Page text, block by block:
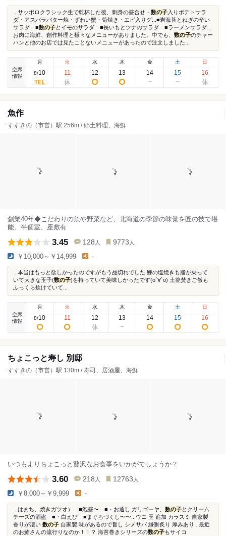
...サッポロクラシック生で乾杯した後、刺身の盛合せ・ 数の子入りポテトサラ
ダ・アスパラバター焼・ずわい蟹・筍焼き・エビ入りグ...■岩海苔とねぎの辛い
サラダ ■数の子とイモのサラダ ■長いもとツナのサラダ ■ラーメンサラダ...
お肉に海鮮、創作料理と様々なメニューがありました。中でも、 数の子のチャー
ハンと他のお店では見たことないメニューがあったので注文しました...
空席
情報
月
8/10
火
11
水
12
木
13
金
14
土
15
日
16
魚作
すすきの（市営）駅 256m / 郷土料理、海鮮
創業40年◆こだわりの魚や野菜など、北海道の季節の味覚を匠の技で堪
能。半個室、座敷有
3.45 128 人 9773 人
￥10,000～￥14,999 -
...本当はもっと欲しかったのですがもう品切れでした 鰊の塩焼きも脂が乗って
いて大きな玉子(数の子)を持っていて美味しかったです(о´∀`о) 土釜焚きご飯も
ふっくら炊けていて...
空席
情報
月
8/10
火
11
水
12
木
13
金
14
土
15
日
16
ちょこっと寿し 別邸
すすきの（市営）駅 130m / 寿司、居酒屋、海鮮
いつもよりちょこっと贅沢なお食事をいかがでしょうか？
3.60 218 人 12763 人
￥8,000～￥9,999 -
...はまち、焼きガツオ） ■泡盛〜 ■・お通し ガリゴーヤ、 数の子とクリーム
チーズの酒盗 ■・白えび ■まぐろづくし〜〜...ウニ 玉 追加 カラスミ 自家製
香りが凄い 数の子 自家製 味があるので旨し シメサバ 縁側炙り 厚みあり...最近
のお鮨さんの流行りなのか！！？ 海苔巻きシリーズの数の子もサイコ